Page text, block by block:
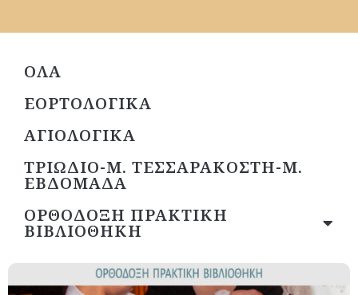
ΟΛΑ
ΕΟΡΤΟΛΟΓΙΚΑ
ΑΓΙΟΛΟΓΙΚΑ
ΤΡΙΩΔΙΟ-Μ. ΤΕΣΣΑΡΑΚΟΣΤΗ-Μ.
ΕΒΔΟΜΑΔΑ
ΟΡΘΟΔΟΞΗ ΠΡΑΚΤΙΚΗ
ΒΙΒΛΙΟΘΗΚΗ